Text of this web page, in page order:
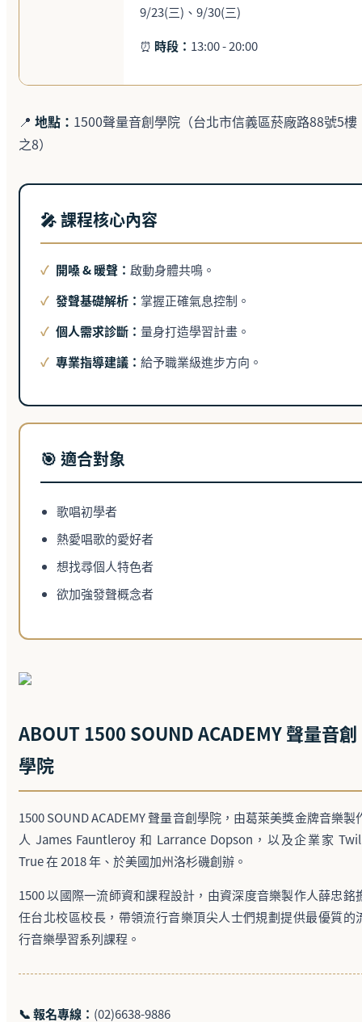
9/23(三)、9/30(三)
⏰ 時段： 13:00 - 20:00
📍 地點： 1500聲量音創學院（台北市信義區菸廠路88號5樓
之8）
🎤 課程核心內容
✓ 開嗓 & 暖聲： 啟動身體共鳴。
✓ 發聲基礎解析： 掌握正確氣息控制。
✓ 個人需求診斷： 量身打造學習計畫。
✓ 專業指導建議： 給予職業級進步方向。
🎯 適合對象
歌唱初學者
熱愛唱歌的愛好者
想找尋個人特色者
欲加強發聲概念者
ABOUT 1500 SOUND ACADEMY 聲量音創
學院
1500 SOUND ACADEMY 聲量音創學院，由葛萊美獎金牌音樂製
人 James Fauntleroy 和 Larrance Dopson，以及企業家
True 在 2018 年、於美國加州洛杉磯創辦。
1500 以國際一流師資和課程設計，由資深度音樂製作人薛忠銘
任台北校區校長，帶領流行音樂頂尖人士們規劃提供最優質的
行音樂學習系列課程。
📞 報名專線： (02)6638-9886